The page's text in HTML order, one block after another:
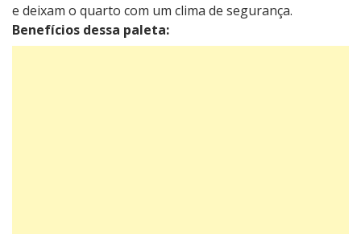
e deixam o quarto com um clima de segurança.
Benefícios dessa paleta: